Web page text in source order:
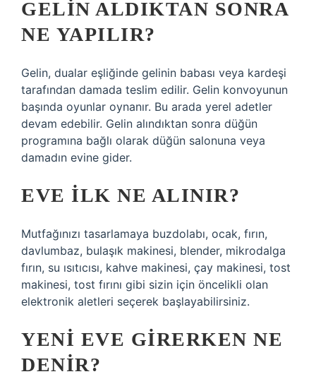
GELIN ALDIKTAN SONRA
NE YAPILIR?
Gelin, dualar eşliğinde gelinin babası veya kardeşi
tarafından damada teslim edilir. Gelin konvoyunun
başında oyunlar oynanır. Bu arada yerel adetler
devam edebilir. Gelin alındıktan sonra düğün
programına bağlı olarak düğün salonuna veya
damadın evine gider.
EVE ILK NE ALINIR?
Mutfağınızı tasarlamaya buzdolabı, ocak, fırın,
davlumbaz, bulaşık makinesi, blender, mikrodalga
fırın, su ısıtıcısı, kahve makinesi, çay makinesi, tost
makinesi, tost fırını gibi sizin için öncelikli olan
elektronik aletleri seçerek başlayabilirsiniz.
YENI EVE GIRERKEN NE
DENIR?